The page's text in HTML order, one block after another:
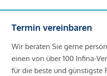
Termin vereinbaren
Wir beraten Sie gerne
einen von über 100 Infina-
für die beste und günstigste